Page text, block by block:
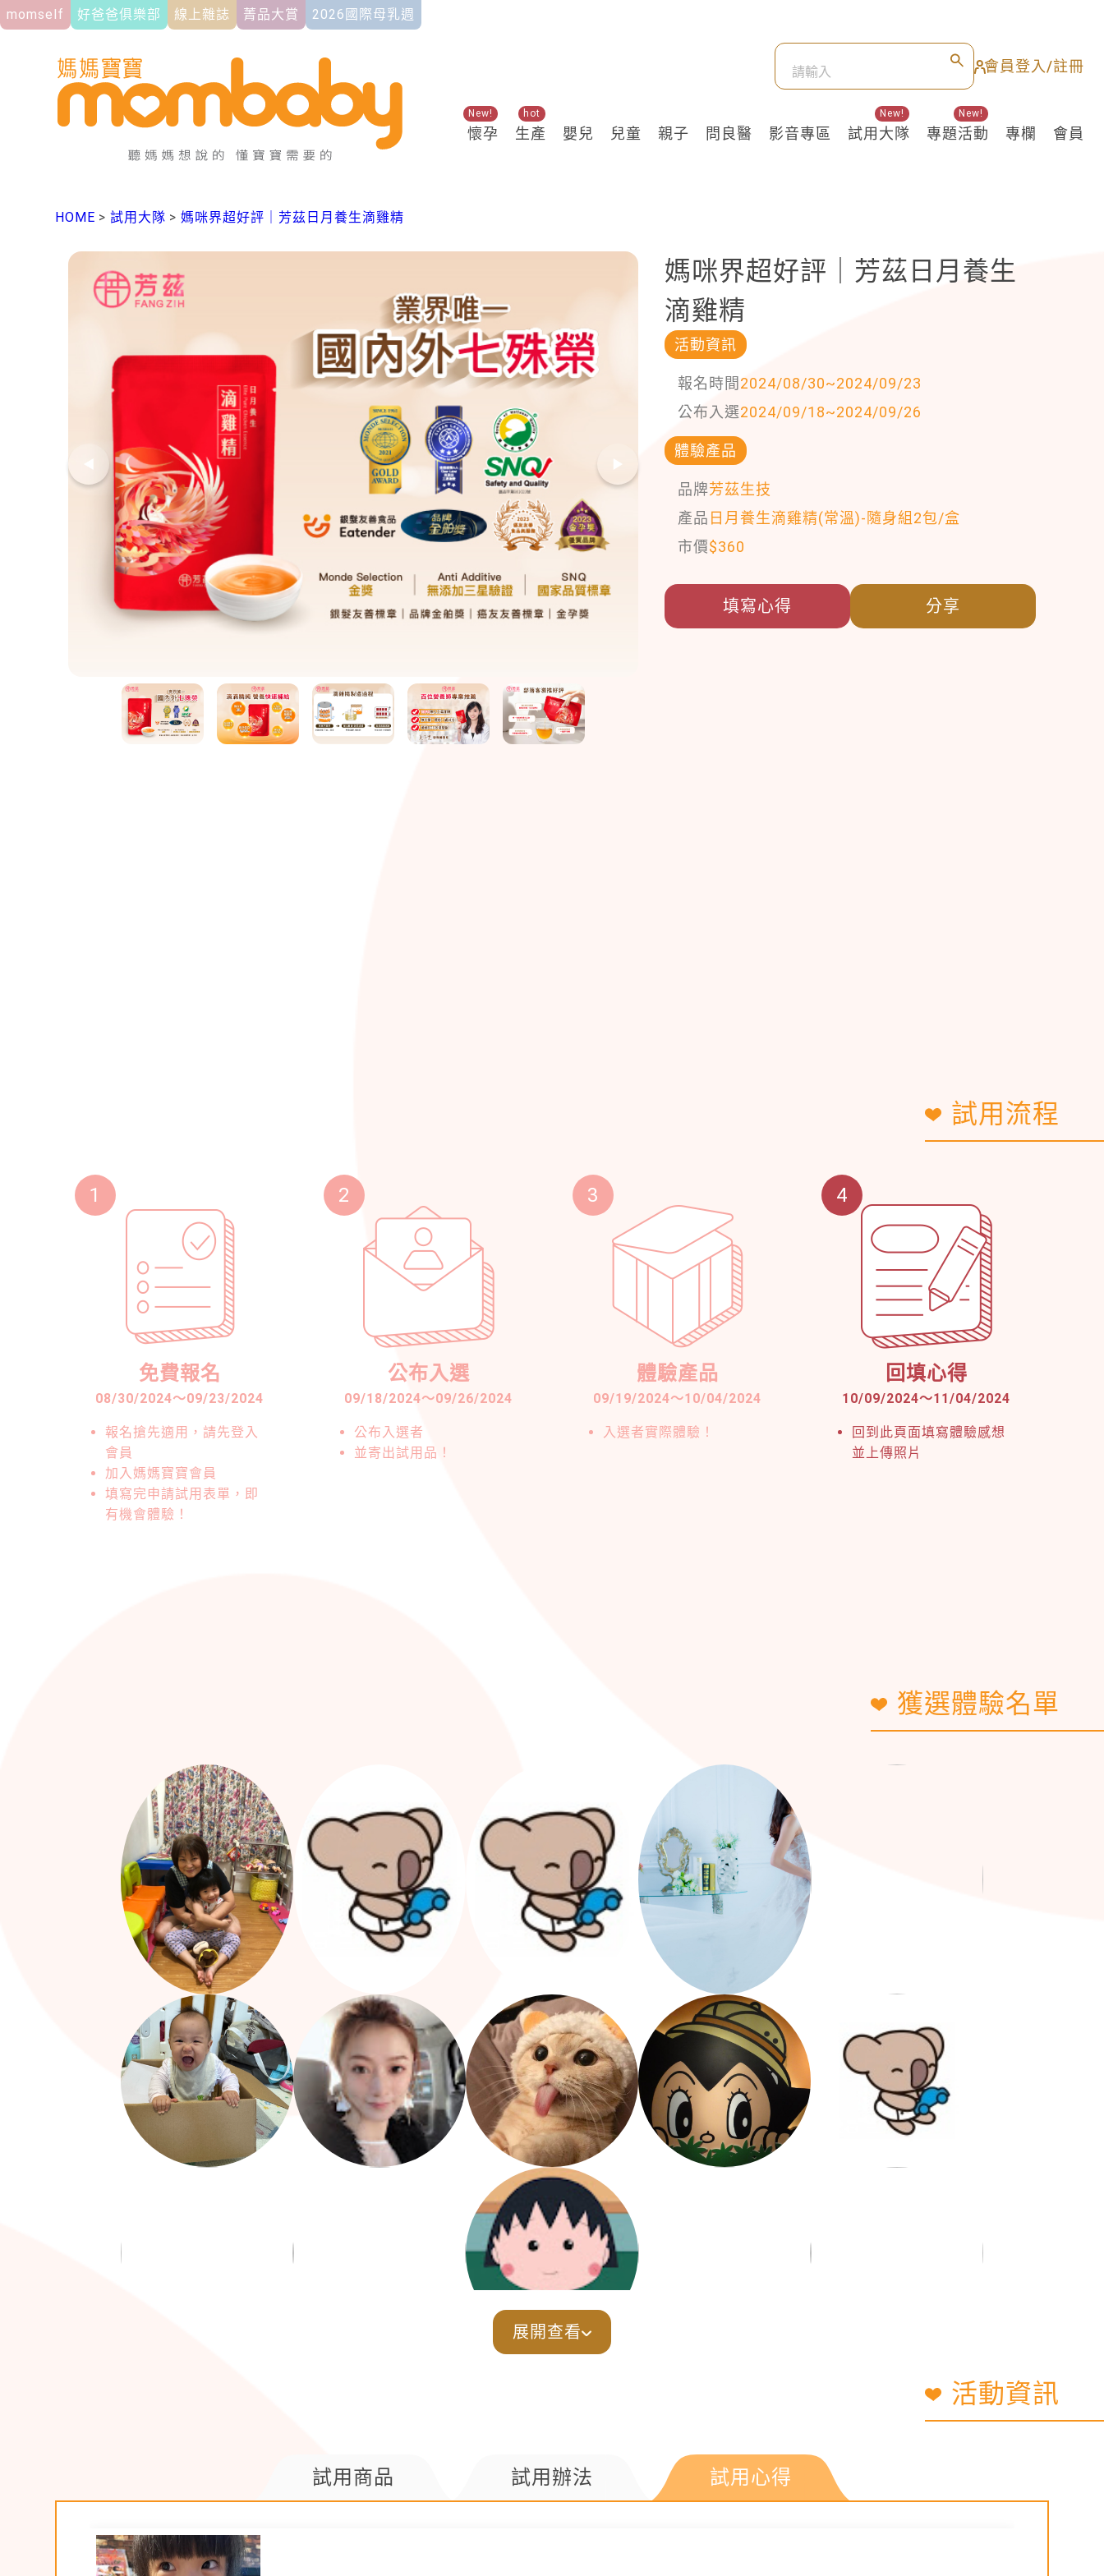
momself 好爸爸俱樂部 線上雜誌 菁品大賞 2026國際母乳週
會員登入/註冊
懷孕
New!
生產
hot
嬰兒 兒童 親子 問良醫 影音專區 試用大隊
New!
專題活動
New!
專欄 會員
HOME >試用大隊 >媽咪界超好評｜芳茲日月養生滴雞精
媽咪界超好評｜芳茲日月養生
滴雞精
活動資訊
報名時間 2024/08/30~2024/09/23
公布入選2024/09/18~2024/09/26
體驗產品
品牌芳茲生技
產品 日月養生滴雞精(常溫)-隨身組2包/盒
市價$360
填寫心得 分享
試用流程
1
免費報名
08/30/2024～09/23/2024
報名搶先適用，請先登入
會員
加入媽媽寶寶會員
填寫完申請試用表單，即
有機會體驗！
2
公布入選
09/18/2024～09/26/2024
公布入選者
並寄出試用品！
3
體驗產品
09/19/2024～10/04/2024
入選者實際體驗！
4
回填心得
10/09/2024～11/04/2024
回到此頁面填寫體驗感想
並上傳照片
獲選體驗名單
展開查看
活動資訊
試用商品 試用辦法 試用心得
【撰文規範】